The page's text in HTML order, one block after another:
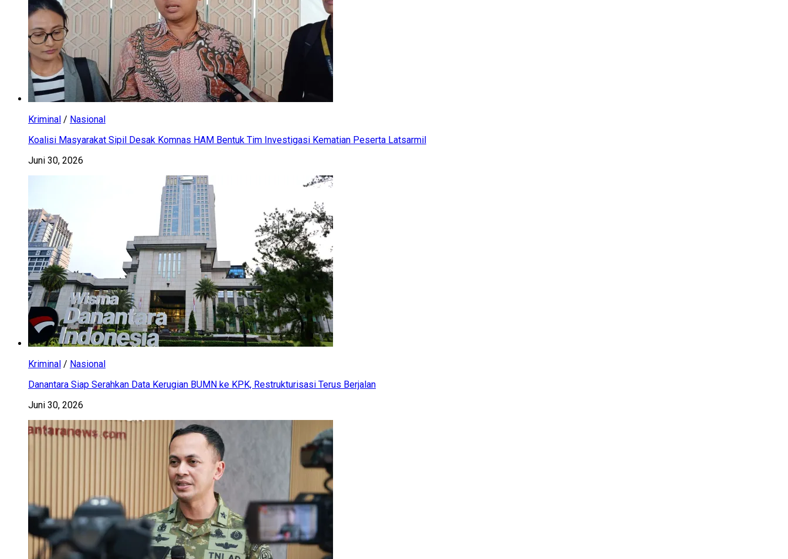
Kriminal / Nasional
Koalisi Masyarakat Sipil Desak Komnas HAM Bentuk Tim Investigasi Kematian Peserta Latsarmil
Juni 30, 2026
Kriminal / Nasional
Danantara Siap Serahkan Data Kerugian BUMN ke KPK, Restrukturisasi Terus Berjalan
Juni 30, 2026